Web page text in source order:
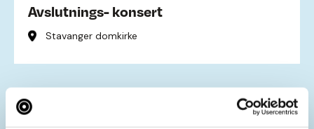
Avslutnings- konsert
Stavanger domkirke